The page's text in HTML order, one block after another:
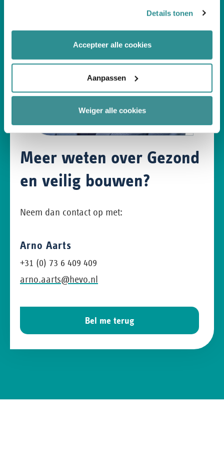
afhankelijke cookies beheren en/of wijzigen. Lees ook
onscookiestatementvoor meer informatie.
Details tonen
Accepteer alle cookies
Aanpassen
Weiger alle cookies
Meer weten over Gezond
en veilig bouwen?
Neem dan contact op met:
Arno Aarts
+31 (0) 73 6 409 409
arno.aarts@hevo.nl
Bel me terug